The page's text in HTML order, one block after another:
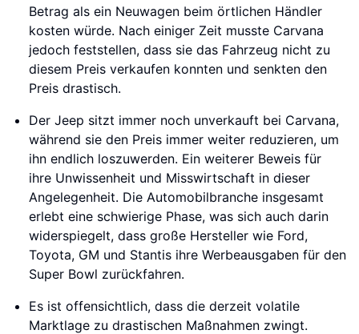
Betrag als ein Neuwagen beim örtlichen Händler
kosten würde. Nach einiger Zeit musste Carvana
jedoch feststellen, dass sie das Fahrzeug nicht zu
diesem Preis verkaufen konnten und senkten den
Preis drastisch.
Der Jeep sitzt immer noch unverkauft bei Carvana,
während sie den Preis immer weiter reduzieren, um
ihn endlich loszuwerden. Ein weiterer Beweis für
ihre Unwissenheit und Misswirtschaft in dieser
Angelegenheit. Die Automobilbranche insgesamt
erlebt eine schwierige Phase, was sich auch darin
widerspiegelt, dass große Hersteller wie Ford,
Toyota, GM und Stantis ihre Werbeausgaben für den
Super Bowl zurückfahren.
Es ist offensichtlich, dass die derzeit volatile
Marktlage zu drastischen Maßnahmen zwingt.